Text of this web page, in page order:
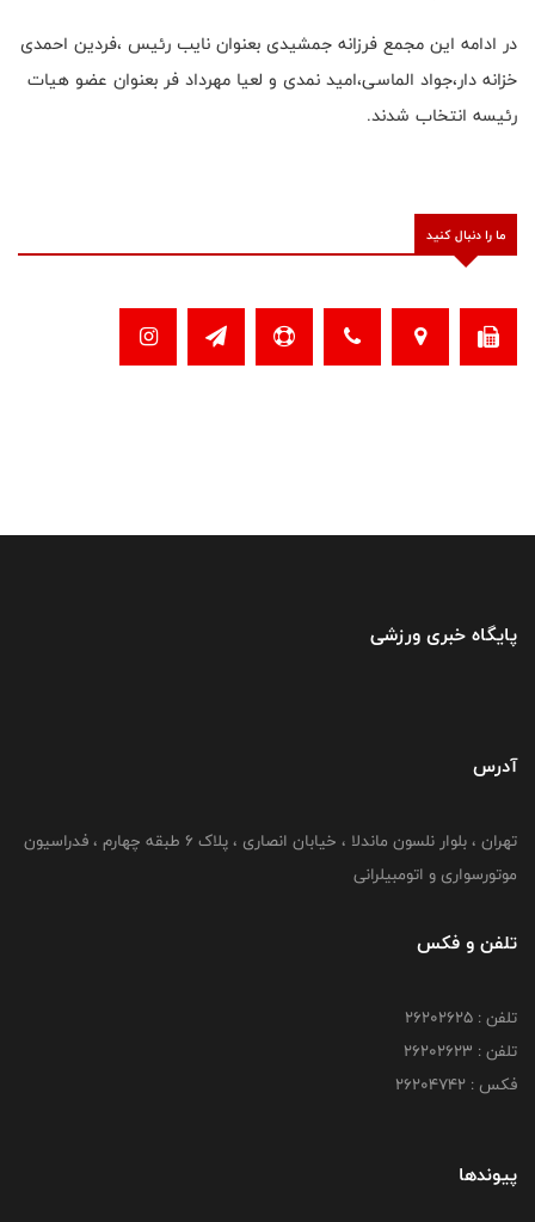
در ادامه این مجمع فرزانه جمشیدی بعنوان نایب رئیس ،فردین احمدی
خزانه دار،جواد الماسی،امید نمدی و لعیا مهرداد فر بعنوان عضو هیات
رئیسه انتخاب شدند.
ما را دنبال کنید
پایگاه خبری ورزشی
آدرس
تهران ، بلوار نلسون ماندلا ، خیابان انصاری ، پلاک ۶ طبقه چهارم ، فدراسیون
موتورسواری و اتومبیلرانی
تلفن و فکس
تلفن : ۲۶۲۰۲۶۲۵
تلفن : ۲۶۲۰۲۶۲۳
فکس : ۲۶۲۰۴۷۴۲
پیوندها